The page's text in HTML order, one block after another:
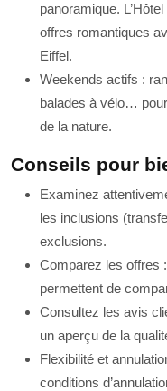
panoramique.
offres romantiques
Eiffel.
Weekends actifs :
balades à vélo…
de la nature.
Conseils pour
Examinez
les inclusions
exclusions.
Comparez les offres
permettent de
Consultez les avis
un aperçu de la
Flexibilité et
conditions